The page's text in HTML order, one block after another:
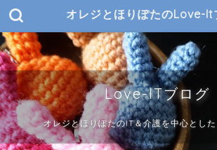
オレジとほりぽたのLove-It
Love-ITブログ
オレジとほりぽたのIT＆介護を中心とし